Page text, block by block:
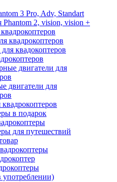
3 Pro, Adv, Standart
Phantom 2, vision, vision +
квадрокоптеров
квадокоптеров
двигатели для
двигатели для
в подарок
для путешествий